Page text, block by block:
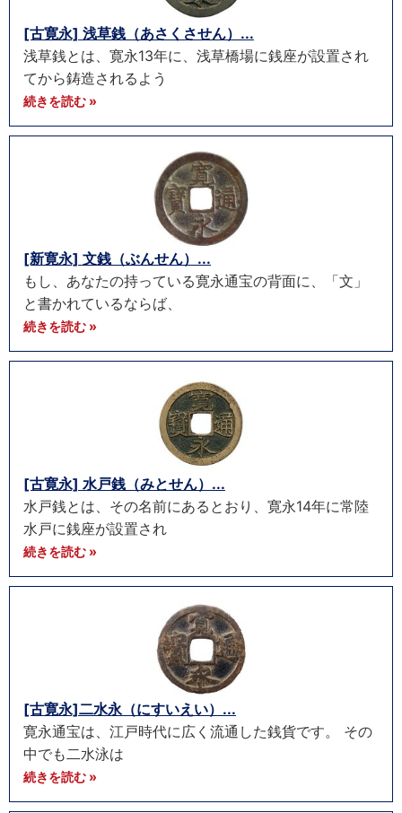
[古寛永] 浅草銭（あさくさせん）...
浅草銭とは、寛永13年に、浅草橋場に銭座が設置され
てから鋳造されるよう
続きを読む »
[新寛永] 文銭（ぶんせん）...
もし、あなたの持っている寛永通宝の背面に、「文」
と書かれているならば、
続きを読む »
[古寛永] 水戸銭（みとせん）...
水戸銭とは、その名前にあるとおり、寛永14年に常陸
水戸に銭座が設置され
続きを読む »
[古寛永]二水永（にすいえい）...
寛永通宝は、江戸時代に広く流通した銭貨です。 その
中でも二水泳は
続きを読む »